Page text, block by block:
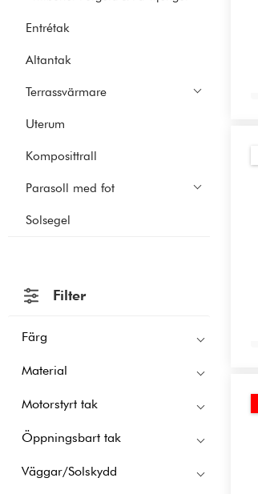
Entrétak
Altantak
Terrassvärmare
Uterum
Komposittrall
Parasoll med fot
Solsegel
Filter
Färg
Material
Motorstyrt tak
Öppningsbart tak
Väggar/Solskydd